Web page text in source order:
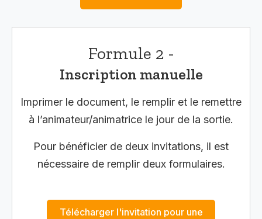
Formule 2 -
Inscription manuelle
Imprimer le document, le remplir et le remettre
à l’animateur/animatrice le jour de la sortie.
Pour bénéficier de deux invitations, il est
nécessaire de remplir deux formulaires.
Télécharger l'invitation pour une